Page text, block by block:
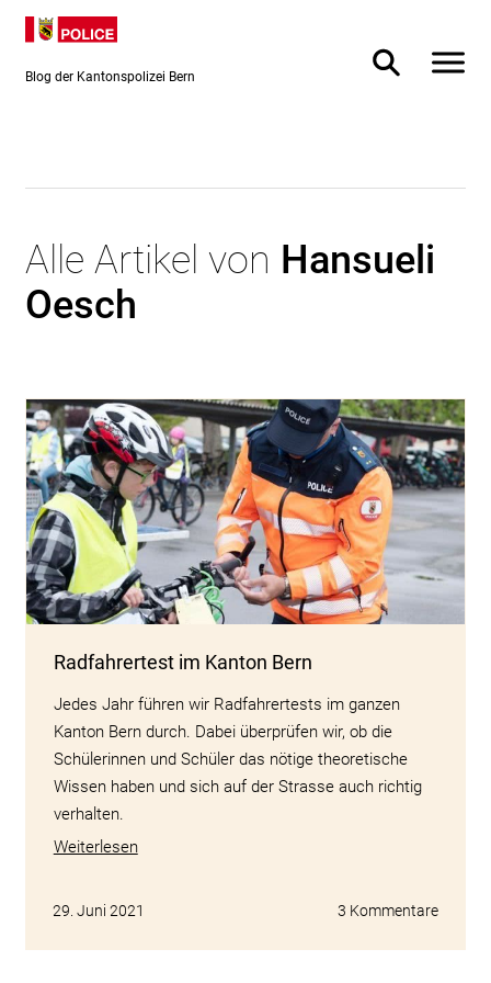
Direkt
zum
Inhalt
Direkt
SucheBlog der Kantonspolizei Bern
Alle Artikel von Hansueli
Oesch
Radfahrertest im Kanton Bern
Jedes Jahr führen wir Radfahrertests im ganzen
Kanton Bern durch. Dabei überprüfen wir, ob die
Schülerinnen und Schüler das nötige theoretische
Wissen haben und sich auf der Strasse auch richtig
verhalten.
Weiterlesen
29. Juni 2021 3 Kommentare